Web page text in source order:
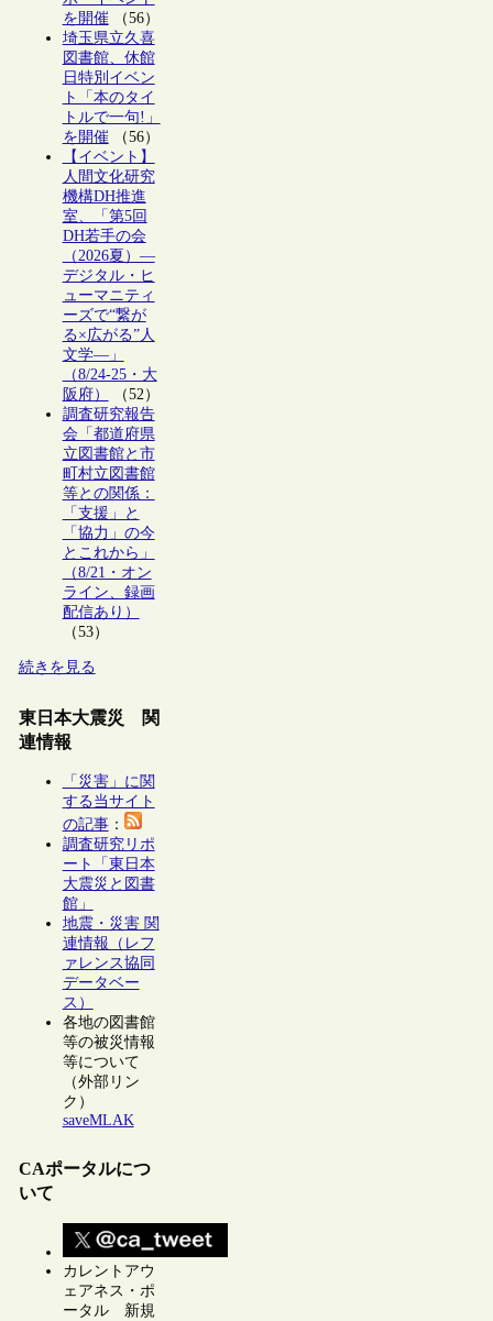
を開催（56）
埼玉県立久喜
図書館、休館
日特別イベン
ト「本のタイ
トルで一句!」
を開催（56）
【イベント】
人間文化研究
機構DH推進
室、「第5回
DH若手の会
（2026夏）―
デジタル・ヒ
ューマニティ
ーズで“繋が
る×広がる”人
文学―」
（8/24-25・大
阪府）
（52）
調査研究報告
会「都道府県
立図書館と市
町村立図書館
等との関係：
「支援」と
「協力」の今
とこれから」
（8/21・オン
ライン、録画
配信あり）
（53）
続きを見る
東日本大震災 関
連情報
「災害」に関
する当サイト
の記事：
調査研究リポ
ート「東日本
大震災と図書
館」
地震・災害 関
連情報（レフ
ァレンス協同
データベー
ス）
各地の図書館
等の被災情報
等について
（外部リン
ク）
saveMLAK
CAポータルにつ
いて
カレントアウ
ェアネス・ポ
ータル 新規